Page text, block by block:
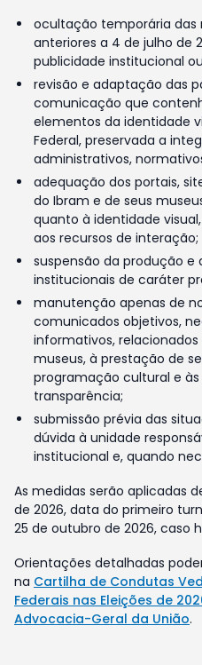
ocultação temporária das
anteriores a 4 de julho de
publicidade institucional
revisão e adaptação das
comunicação que
elementos da identidade
Federal, preservada a
administrativos,
adequação dos portais,
do Ibram e de seus
quanto à identidade
aos recursos de interação;
suspensão da produção
institucionais de caráter
manutenção apenas de
comunicados objetivos,
informativos,
museus, à prestação de
programação cultural e
transparência;
submissão prévia das
dúvida à unidade
institucional e, quando
As medidas serão aplicadas
de 2026, data do primeiro
25 de outubro de 2026, caso
Orientações detalhadas
na Cartilha de Condutas
Federais nas Eleições de
Advocacia-Geral da União.